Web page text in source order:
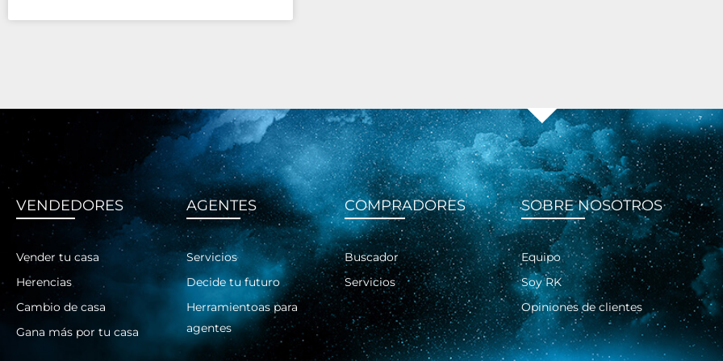
VENDEDORES
Vender tu casa
Herencias
Cambio de casa
Gana más por tu casa
AGENTES
Servicios
Decide tu futuro
Herramientoas para
agentes
COMPRADORES
Buscador
Servicios
SOBRE NOSOTROS
Equipo
Soy RK
Opiniones de clientes